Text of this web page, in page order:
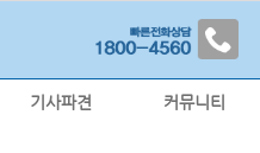
기사파견 커뮤니티